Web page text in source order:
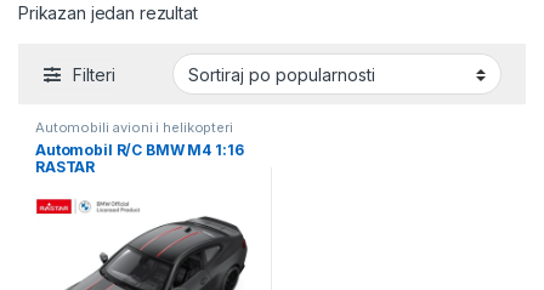
Prikazan jedan rezultat
Filteri
Automobili avioni i helikopteri
Automobil R/C BMW M4 1:16
RASTAR